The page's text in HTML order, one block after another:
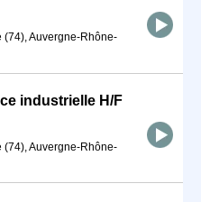
Auvergne-Rhône-
industrielle H/F
Auvergne-Rhône-